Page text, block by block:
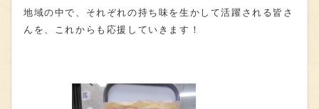
地域の中で、それぞれの持ち味を生かして活躍される皆さ
んを、これからも応援していきます！